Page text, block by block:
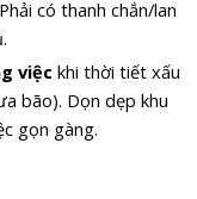
có thanh chắn/lan
việc khi thời tiết xấu
bão). Dọn dẹp khu
gọn gàng.